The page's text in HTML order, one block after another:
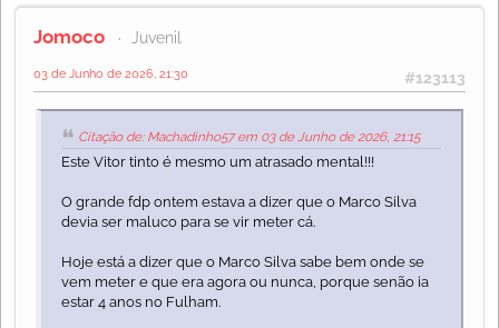
Jomoco Juvenil
#123113
03 de Junho de 2026, 21:30
Citação de: Machadinho57 em 03 de Junho de 2026, 21:15
Este Vitor tinto é mesmo um atrasado mental!!!
O grande fdp ontem estava a dizer que o Marco Silva
devia ser maluco para se vir meter cá.
Hoje está a dizer que o Marco Silva sabe bem onde se
vem meter e que era agora ou nunca, porque senão ia
estar 4 anos no Fulham.